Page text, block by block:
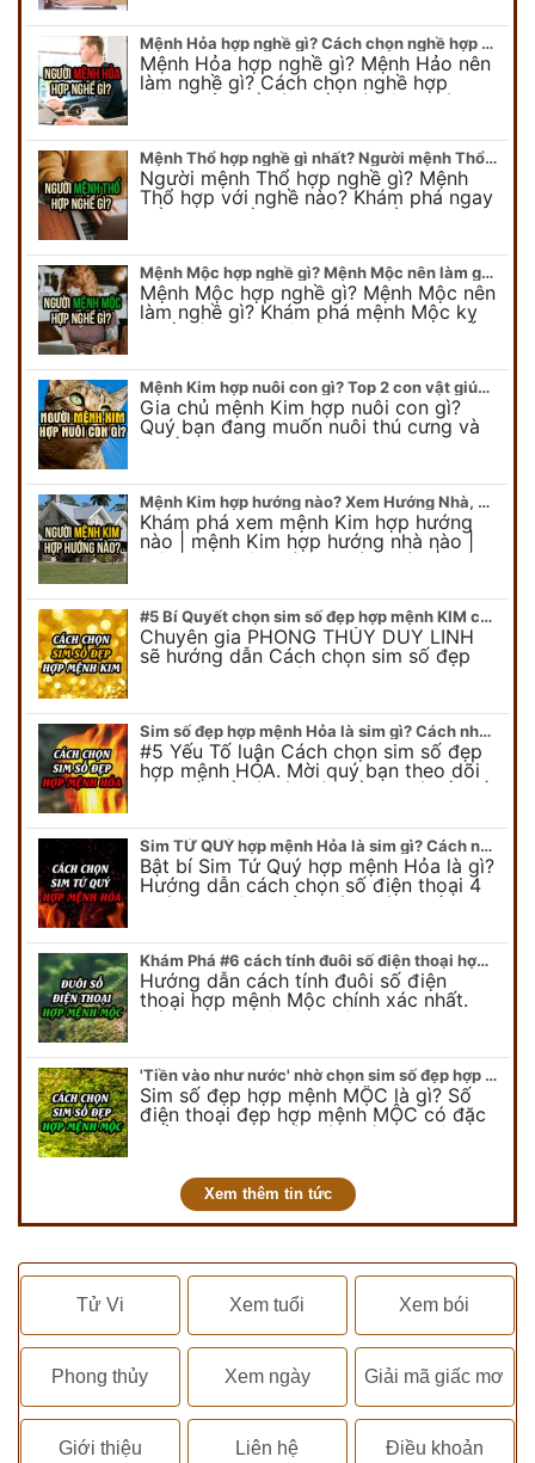
Mệnh Hỏa hợp nghề gì? Cách chọn nghề hợp mệnh Hỏa hút nhiều tài lộc
Mệnh Hỏa hợp nghề gì? Mệnh Hảo nên
làm nghề gì? Cách chọn nghề hợp
mệnh Hỏa để hút nhiều tài lộc. Giúp
Mệnh Thổ hợp nghề gì nhất? Người mệnh Thổ kỵ nghề gì?
Người mệnh Thổ hợp nghề gì? Mệnh
Thổ hợp với nghề nào? Khám phá ngay
để chọn nghề hợp mệnh Thổ. Cũng như
Mệnh Mộc hợp nghề gì? Mệnh Mộc nên làm gì? Mệnh Mộc kỵ nghề nào?
Mệnh Mộc hợp nghề gì? Mệnh Mộc nên
làm nghề gì? Khám phá mệnh Mộc kỵ
nghề gì không nên làm. Xem ngay để
Mệnh Kim hợp nuôi con gì? Top 2 con vật giúp gia chủ Phát tài phát lộc
Gia chủ mệnh Kim hợp nuôi con gì?
Quý bạn đang muốn nuôi thú cưng và
muốn chọn một con vật nuôi hợp
Duy…
Mệnh Kim hợp hướng nào? Xem Hướng Nhà, Phòng ngủ, Làm việc hợp mệnh Kim
Khám phá xem mệnh Kim hợp hướng
nào | mệnh Kim hợp hướng nhà nào |
mệnh Kim kê giường hướng nào | mệnh
#5 Bí Quyết chọn sim số đẹp hợp mệnh KIM chuẩn xác nhất
Chuyên gia PHONG THỦY DUY LINH
sẽ hướng dẫn Cách chọn sim số đẹp
hợp mệnh KIM. Mời quý bạn theo dõi
Sim số đẹp hợp mệnh Hỏa là sim gì? Cách nhận biết sim đẹp hợp mệnh Hỏa
#5 Yếu Tố luận Cách chọn sim số đẹp
hợp mệnh HỎA. Mời quý bạn theo dõi
bài viết để có cái nhìn tổng quát về số
Sim TỨ QUÝ hợp mệnh Hỏa là sim gì? Cách nhận biết sim tứ quý hợp mệnh Hỏa
Bật bí Sim Tứ Quý hợp mệnh Hỏa là gì?
Hướng dẫn cách chọn số điện thoại 4
quý hợp mệnh Hỏa chính xác nhất.
Khám Phá #6 cách tính đuôi số điện thoại hợp mệnh Mộc
Hướng dẫn cách tính đuôi số điện
thoại hợp mệnh Mộc chính xác nhất.
Cách chọn đuôi sim điện thoại hợp
chuyên…
'Tiền vào như nước' nhờ chọn sim số đẹp hợp mệnh MỘC
Sim số đẹp hợp mệnh MỘC là gì? Số
điện thoại đẹp hợp mệnh MỘC có đặc
điểm ra sao? Dưới góc nhìn chuyên gia
Xem thêm tin tức
Tử Vi Xem tuổi Xem bói
Phong thủy Xem ngày Giải mã giấc mơ
Giới thiệu Liên hệ Điều khoản